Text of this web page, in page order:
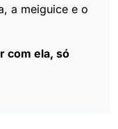
a meiguice e o
com ela, só